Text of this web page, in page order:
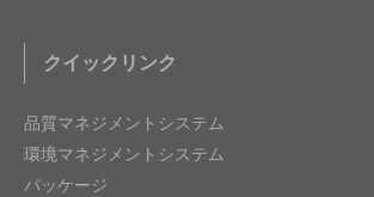
クイックリンク
品質マネジメントシステム
環境マネジメントシステム
パッケージ